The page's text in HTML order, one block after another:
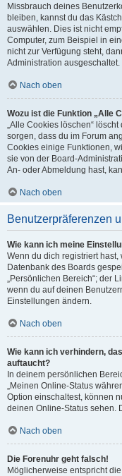
Missbrauch deines
bleiben, kannst du das
auswählen. Dies ist nicht
Computer, zum Beispiel in
nicht zur Verfügung steht,
Administration ausgeschaltet.
Nach oben
Wozu ist die Funktion „Alle
„Alle Cookies löschen“
sorgen, dass du im Forum
Cookies einige Funktionen,
sie von der Board-
An- oder Abmeldung hast,
Nach oben
Benutzerpräferenzen
Wie kann ich meine
Wenn du dich registriert
Datenbank des Boards
„Persönlichen Bereich“; der
wenn du auf deinen
Einstellungen ändern.
Nach oben
Wie kann ich verhindern,
auftaucht?
In deinem persönlichen
„Meinen Online-Status
Option einschaltest, können
deinen Online-Status sehen.
Nach oben
Die Forenuhr geht falsch!
Möglicherweise entspricht